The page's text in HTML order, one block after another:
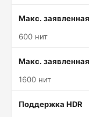
Макс.
600 нит
Макс.
1600 нит
Поддержка HDR